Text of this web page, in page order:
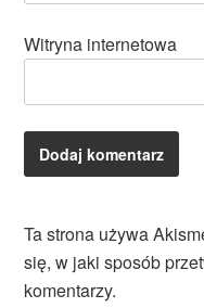
Witryna internetowa
Ta strona używa
się, w jaki sposób
komentarzy.